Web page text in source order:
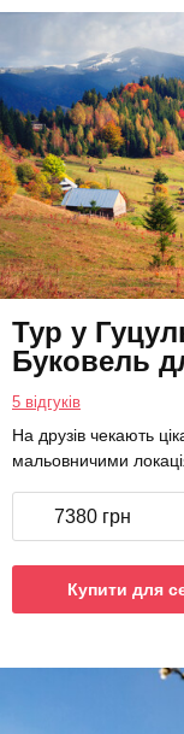
Тур у
Буковель
5 відгуків
На друзів чекають
мальовничими
7380 грн
Купити для